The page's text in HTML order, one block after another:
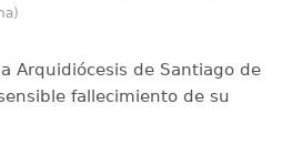
Arquidiócesis de Santiago de
fallecimiento de su